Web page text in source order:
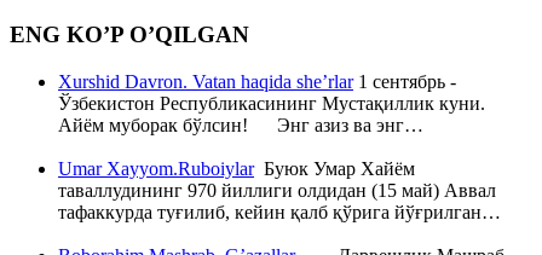
ENG KO’P O’QILGAN
Xurshid Davron. Vatan haqida she’rlar1 сентябрь -
Ўзбекистон Республикасининг Мустақиллик куни.
Айём муборак бўлсин! Энг азиз ва энг…
Umar Xayyom.RuboiylarБуюк Умар Хайём
таваллудининг 970 йиллиги олдидан (15 май) Аввал
тафаккурда туғилиб, кейин қалб қўрига йўғрилган…